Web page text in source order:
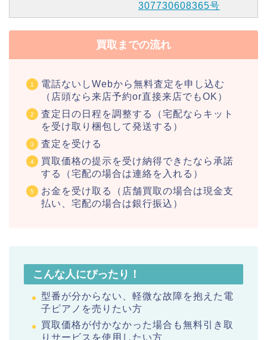
307730608365号
買取までの流れ
電話ないしWebから無料査定を申し込む
（店頭なら来店予約or直接来店でもOK）
査定日の日程を調整する（宅配ならキット
を受け取り梱包して発送する）
査定を受ける
買取価格の提示を受け納得できたなら承諾
する（宅配の場合は連絡を入れる）
お金を受け取る（店舗買取の場合は現金支
払い、宅配の場合は銀行振込）
こんな人にぴったり！
型番が分からない、軽微な故障を抱えた電
子ピアノを売りたい方
買取価格が付かなかった場合も無料引き取
りサービスを使用したい方